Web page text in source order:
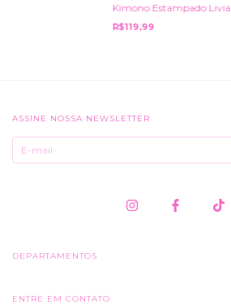
Kimono Estampado Livia
R$119,99
ASSINE NOSSA NEWSLETTER
DEPARTAMENTOS
ENTRE EM CONTATO